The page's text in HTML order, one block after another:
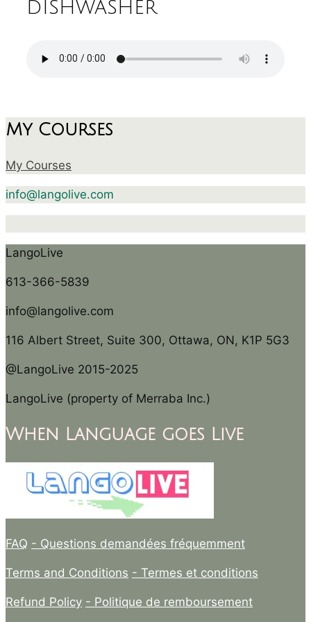
dishwasher
My Courses
My Courses
info@langolive.com
LangoLive
613-366-5839
info@langolive.com
116 Albert Street, Suite 300, Ottawa, ON, K1P 5G3
@LangoLive 2015-2025
LangoLive (property of Merraba Inc.)
When Language goes Live
FAQ - Questions demandées fréquemment
Terms and Conditions - Termes et conditions
Refund Policy - Politique de remboursement